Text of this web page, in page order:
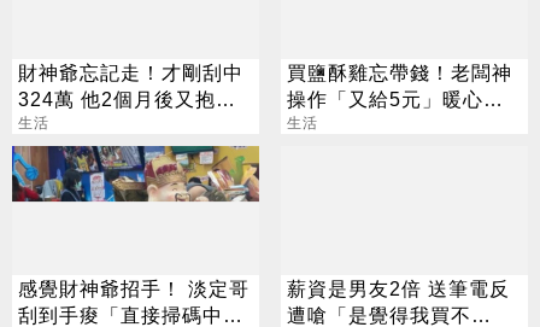
財神爺忘記走！才剛刮中
324萬 他2個月後又抱回
3243萬
生活
買鹽酥雞忘帶錢！老闆神
操作「又給5元」暖心舉
動看哭網友
生活
感覺財神爺招手！ 淡定哥
刮到手痠「直接掃碼中
薪資是男友2倍 送筆電反
遭嗆「是覺得我買不